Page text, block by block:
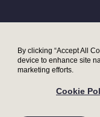
By clicking “Accept All
device to enhance site
marketing efforts.
Cookie